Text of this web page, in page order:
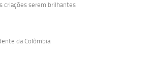
criações serem brilhantes
da Colômbia